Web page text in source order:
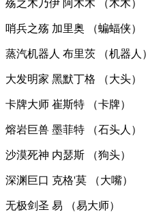
殇之木乃伊 阿木木 （木木）
哨兵之殇 加里奥 （蝙蝠侠）
蒸汽机器人 布里茨 （机器人）
大发明家 黑默丁格 （大头）
卡牌大师 崔斯特 （卡牌）
熔岩巨兽 墨菲特 （石头人）
沙漠死神 内瑟斯 （狗头）
深渊巨口 克格'莫 （大嘴）
无极剑圣 易 （易大师）